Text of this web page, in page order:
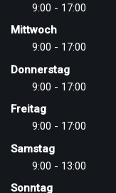
9:00 - 17:00
Mittwoch
9:00 - 17:00
Donnerstag
9:00 - 17:00
Freitag
9:00 - 17:00
Samstag
9:00 - 13:00
Sonntag